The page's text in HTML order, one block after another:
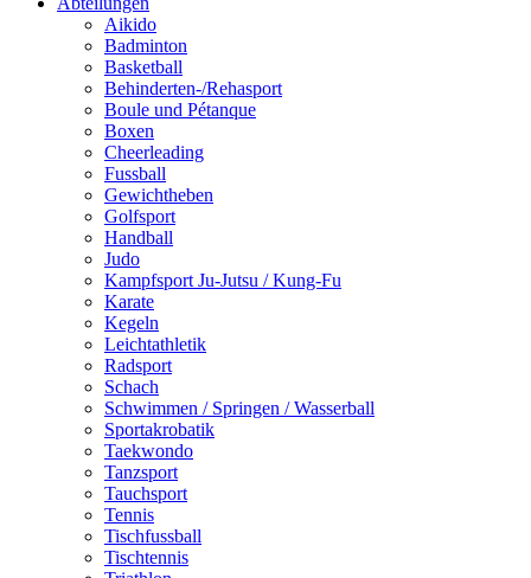
Aikido
Badminton
Basketball
Behinderten-/Rehasport
Boule und Pétanque
Boxen
Cheerleading
Fussball
Gewichtheben
Golfsport
Handball
Judo
Kampfsport Ju-Jutsu / Kung-Fu
Karate
Kegeln
Leichtathletik
Radsport
Schach
Schwimmen / Springen / Wasserball
Sportakrobatik
Taekwondo
Tanzsport
Tauchsport
Tennis
Tischfussball
Tischtennis